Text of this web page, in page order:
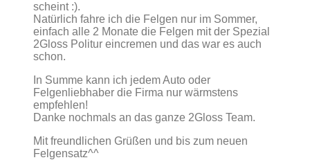
scheint :).
Natürlich fahre ich die Felgen nur im Sommer,
einfach alle 2 Monate die Felgen mit der Spezial
2Gloss Politur eincremen und das war es auch
schon.
In Summe kann ich jedem Auto oder
Felgenliebhaber die Firma nur wärmstens
empfehlen!
Danke nochmals an das ganze 2Gloss Team.
Mit freundlichen Grüßen und bis zum neuen
Felgensatz^^